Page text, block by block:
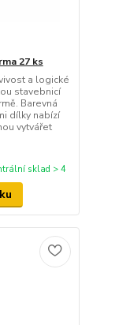
27 ks
a logické
stavebnicí
Barevná
dílky nabízí
vytvářet
sklad > 4